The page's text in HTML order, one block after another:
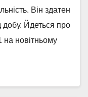
Він здатен
добу. Йдеться про
новітньому